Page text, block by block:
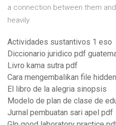
a connection between them
heavily
Actividades sustantivos 1 eso
Diccionario juridico pdf
Livro kama sutra pdf
Cara mengembalikan file
El libro de la alegria sinopsis
Modelo de plan de clase de
Jurnal pembuatan sari apel pdf